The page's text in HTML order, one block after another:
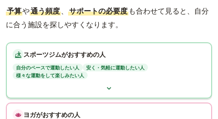
予算や通う頻度 、 サポートの必要度 も合わせて見ると、自分
に合う施設を探しやすくなります。
スポーツジムがおすすめの人
自分のペースで運動したい人
安く・気軽に運動したい人
様々な運動をして楽しみたい人
ヨガがおすすめの人